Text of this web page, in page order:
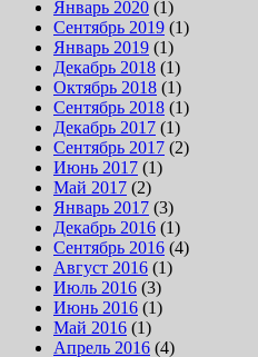
Январь 2020 (1)
Сентябрь 2019 (1)
Январь 2019 (1)
Декабрь 2018 (1)
Октябрь 2018 (1)
Сентябрь 2018 (1)
Декабрь 2017 (1)
Сентябрь 2017 (2)
Июнь 2017 (1)
Май 2017 (2)
Январь 2017 (3)
Декабрь 2016 (1)
Сентябрь 2016 (4)
Август 2016 (1)
Июль 2016 (3)
Июнь 2016 (1)
Май 2016 (1)
Апрель 2016 (4)